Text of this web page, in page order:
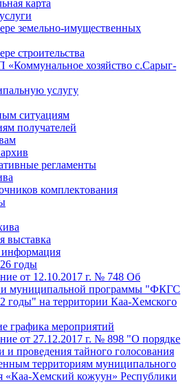
карта
земельно-имущественных
строительства
хозяйство с.Сарыг-
услугу
ситуациям
получателей
регламенты
комплектования
выставка
информация
годы
от 12.10.2017 г. № 748 Об
муниципальной программы "ФКГС
годы" на территории Каа-Хемского
графика мероприятий
от 27.12.2017 г. № 898 "О порядке
и проведения тайного голосования
территориям муниципального
«Каа-Хемский кожуун» Республики